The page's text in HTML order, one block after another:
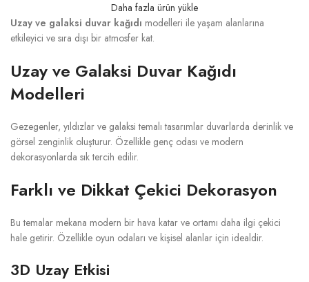
Daha fazla ürün yükle
Uzay ve galaksi duvar kağıdı modelleri ile yaşam alanlarına
etkileyici ve sıra dışı bir atmosfer kat.
Uzay ve Galaksi Duvar Kağıdı
Modelleri
Gezegenler, yıldızlar ve galaksi temalı tasarımlar duvarlarda derinlik ve
görsel zenginlik oluşturur. Özellikle genç odası ve modern
dekorasyonlarda sık tercih edilir.
Farklı ve Dikkat Çekici Dekorasyon
Bu temalar mekana modern bir hava katar ve ortamı daha ilgi çekici
hale getirir. Özellikle oyun odaları ve kişisel alanlar için idealdir.
3D Uzay Etkisi